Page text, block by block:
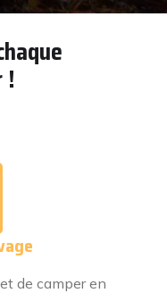
!
de camper en